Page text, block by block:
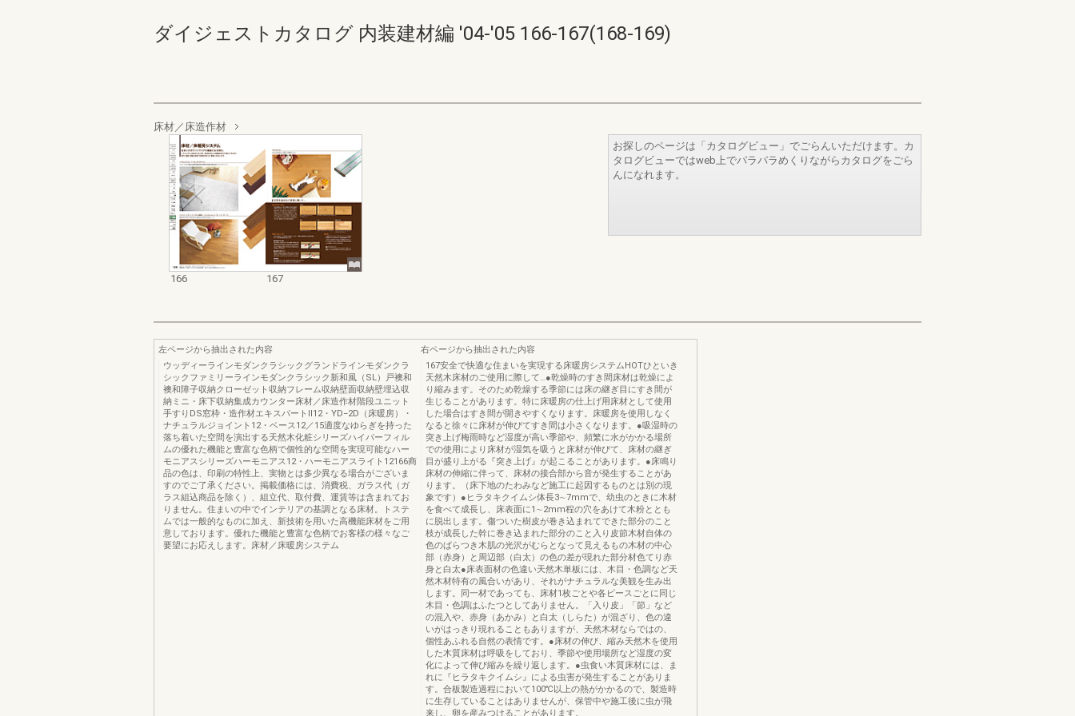
ダイジェストカタログ 内装建材編 '04-'05 166-167(168-169)
床材／床造作材
166 167
お探しのページは「カタログビュー」でごらんいただけます。カ
タログビューではweb上でパラパラめくりながらカタログをごら
んになれます。
左ページから抽出された内容
ウッディーラインモダンクラシックグランドラインモダンクラ
シックファミリーラインモダンクラシック新和風（SL）戸襖和
襖和障子収納クローゼット収納フレーム収納壁面収納壁埋込収
納ミニ・床下収納集成カウンター床材／床造作材階段ユニット
手すりDS窓枠・造作材エキスパートⅡ12・YD−2D（床暖房）・
ナチュラルジョイント12・ベース12／15適度なゆらぎを持った
落ち着いた空間を演出する天然木化粧シリーズハイパーフィル
ムの優れた機能と豊富な色柄で個性的な空間を実現可能なハー
モニアスシリーズハーモニアス12・ハーモニアスライト12166商
品の色は、印刷の特性上、実物とは多少異なる場合がございま
すのでご了承ください。掲載価格には、消費税、ガラス代（ガ
ラス組込商品を除く）、組立代、取付費、運賃等は含まれてお
りません。住まいの中でインテリアの基調となる床材。トステ
ムでは一般的なものに加え、新技術を用いた高機能床材をご用
意しております。優れた機能と豊富な色柄でお客様の様々なご
要望にお応えします。床材／床暖房システム
右ページから抽出された内容
167安全で快適な住まいを実現する床暖房システムHOTひといき
天然木床材のご使用に際して…●乾燥時のすき間床材は乾燥によ
り縮みます。そのため乾燥する季節には床の継ぎ目にすき間が
生じることがあります。特に床暖房の仕上げ用床材として使用
した場合はすき間が開きやすくなります。床暖房を使用しなく
なると徐々に床材が伸びてすき間は小さくなります。●吸湿時の
突き上げ梅雨時など湿度が高い季節や、頻繁に水がかかる場所
での使用により床材が湿気を吸うと床材が伸びて、床材の継ぎ
目が盛り上がる『突き上げ』が起こることがあります。●床鳴り
床材の伸縮に伴って、床材の接合部から音が発生することがあ
ります。（床下地のたわみなど施工に起因するものとは別の現
象です）●ヒラタキクイムシ体長3∼7mmで、幼虫のときに木材
を食べて成長し、床表面に1∼2mm程の穴をあけて木粉ととも
に脱出します。傷ついた樹皮が巻き込まれてできた部分のこと
枝が成長した幹に巻き込まれた部分のこと入り皮節木材自体の
色のばらつき木肌の光沢がむらとなって見えるもの木材の中心
部（赤身）と周辺部（白太）の色の差が現れた部分材色てり赤
身と白太●床表面材の色違い天然木単板には、木目・色調など天
然木材特有の風合いがあり、それがナチュラルな美観を生み出
します。同一材であっても、床材1枚ごとや各ピースごとに同じ
木目・色調はふたつとしてありません。「入り皮」「節」など
の混入や、赤身（あかみ）と白太（しらた）が混ざり、色の違
いがはっきり現れることもありますが、天然木材ならではの、
個性あふれる自然の表情です。●床材の伸び、縮み天然木を使用
した木質床材は呼吸をしており、季節や使用場所など湿度の変
化によって伸び縮みを繰り返します。●虫食い木質床材には、ま
れに『ヒラタキクイムシ』による虫害が発生することがありま
す。合板製造過程において100℃以上の熱がかかるので、製造時
に生存していることはありませんが、保管中や施工後に虫が飛
来し、卵を産みつけることがあります。